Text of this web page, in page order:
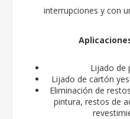
interrupciones y con
Lijado de
Lijado de cartón
Eliminación de
pintura, restos de